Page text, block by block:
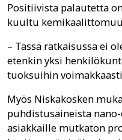
Positiivista palautetta
kuultu
– Tässä ratkaisussa ei
etenkin yksi
tuoksuihin
Myös Niskakosken
puhdistusaineista
asiakkaille mutkaton